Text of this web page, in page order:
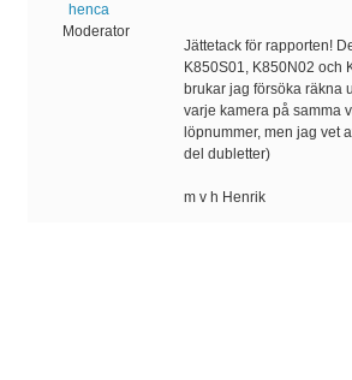
henca
Moderator
Jättetack för rapporten!
K850S01, K850N02 och
brukar jag försöka räkna
varje kamera på samma
löpnummer, men jag vet
del dubletter)
m v h Henrik